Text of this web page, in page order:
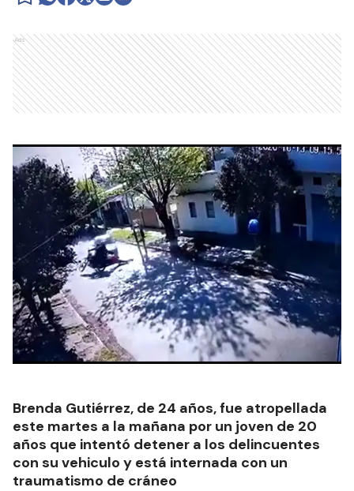
Ads
Brenda Gutiérrez, de 24 años, fue atropellada
este martes a la mañana por un joven de 20
años que intentó detener a los delincuentes
con su vehiculo y está internada con un
traumatismo de cráneo